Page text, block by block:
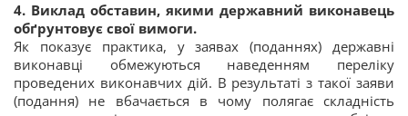
4. Виклад обставин, якими державний виконавець
обґрунтовує свої вимоги.
Як показує практика, у заявах (поданнях) державні
виконавці обмежуються наведенням переліку
проведених виконавчих дій. В результаті з такої заяви
(подання) не вбачається в чому полягає складність